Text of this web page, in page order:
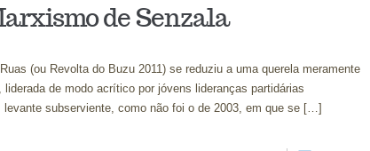
de Senzala
(ou Revolta do Buzu 2011) se reduziu a uma querela meramente
de modo acrítico por jóvens lideranças partidárias
subserviente, como não foi o de 2003, em que se […]